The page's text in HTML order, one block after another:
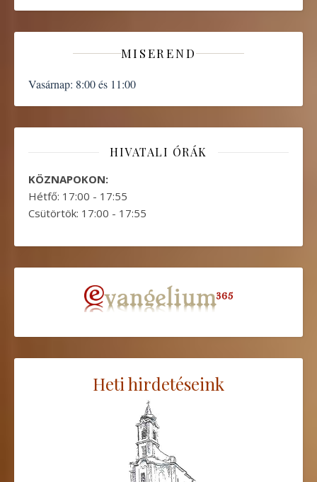
MISEREND
Vasárnap: 8:00 és 11:00
HIVATALI ÓRÁK
KÖZNAPOKON:
Hétfő: 17:00 - 17:55
Csütörtök: 17:00 - 17:55
Heti hirdetéseink